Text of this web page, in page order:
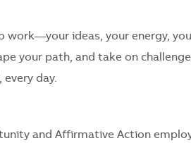
ideas, your energy,
your path, and take on
day.
and Affirmative Action